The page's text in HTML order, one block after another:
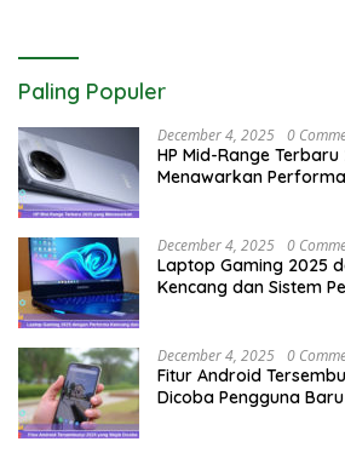
Paling Populer
December 4, 2025 0
HP Mid-Range
Menawarkan
December 4, 2025 0
Laptop Gaming 2025
Kencang dan Sistem
December 4, 2025 0
Fitur Android
Dicoba Pengguna Baru